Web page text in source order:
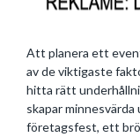
Att planera ett
av de viktigaste
hitta rätt
skapar
företagsfest, ett